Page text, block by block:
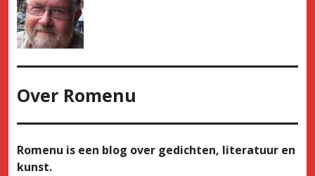
Over Romenu
Romenu is een blog over gedichten, literatuur en
kunst.